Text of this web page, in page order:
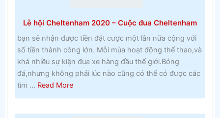
Lễ hội Cheltenham 2020 – Cuộc đua Cheltenham
bạn sẽ nhận được tiền đặt cược một lần nữa cộng với
số tiền thành công lớn. Mỗi mùa hoạt động thể thao,và
khá nhiều sự kiện đua xe hàng đầu thế giới.Bóng
đá,nhưng không phải lúc nào cũng có thể có được các
tìm ... Read Moreabout
Lễ
hội